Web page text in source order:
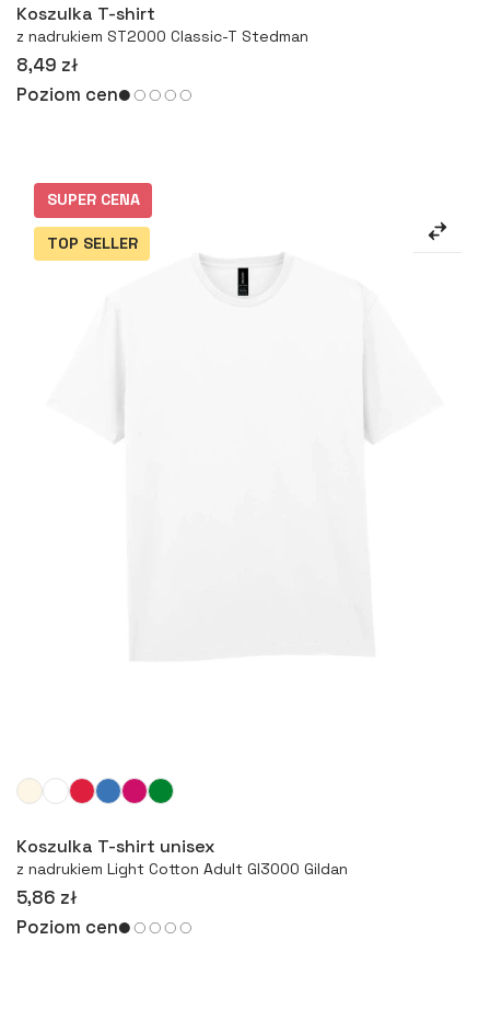
Koszulka T-shirt
z nadrukiem ST2000 Classic-T Stedman
8,49 zł
Poziom cen
Koszulka T-shirt unisex
z nadrukiem Light Cotton Adult GI3000 Gildan
5,86 zł
Poziom cen
SUPER CENA
TOP SELLER